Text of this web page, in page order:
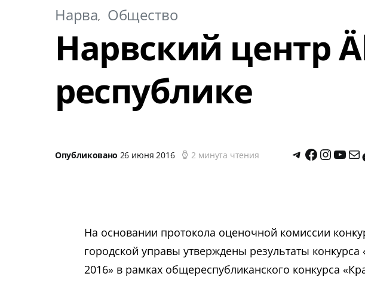
Нарва Общество
Нарвский центр
республике
Опубликовано 26 июня 2016 2 минута чтения
На основании протокола оценочной комиссии
городской управы утверждены результаты
2016» в рамках общереспубликанского конкурса